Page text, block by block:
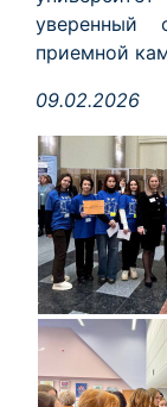
приемной
09.02.2026